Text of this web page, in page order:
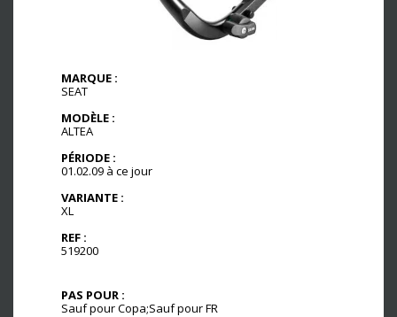
MARQUE :
SEAT
MODÈLE :
ALTEA
PÉRIODE :
01.02.09 à ce jour
VARIANTE :
XL
REF :
519200
PAS POUR :
Sauf pour Copa;Sauf pour FR